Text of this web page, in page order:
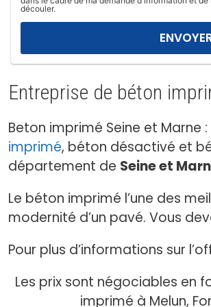
l
a
s
e
c
e
c
h
a
p
v
d
découler.
Entreprise de béton
Beton imprimé Seine et Marne
imprimé, béton désactivé et
département de Seine et
Le béton imprimé l’une des
modernité d’un pavé. Vous
Pour plus d’informations sur
Les prix sont négociables en
imprimé à Melun,